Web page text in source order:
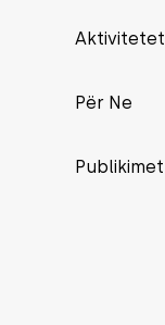
Aktivitetet
Për Ne
Publikimet